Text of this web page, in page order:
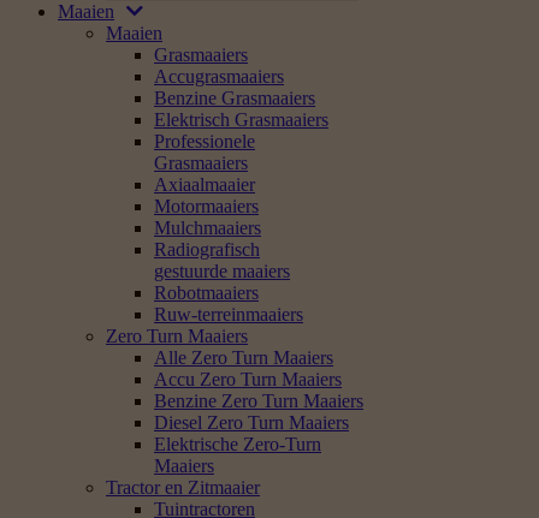
Maaien
Maaien
Grasmaaiers
Accugrasmaaiers
Benzine Grasmaaiers
Elektrisch Grasmaaiers
Professionele
Grasmaaiers
Axiaalmaaier
Motormaaiers
Mulchmaaiers
Radiografisch
gestuurde maaiers
Robotmaaiers
Ruw-terreinmaaiers
Zero Turn Maaiers
Alle Zero Turn Maaiers
Accu Zero Turn Maaiers
Benzine Zero Turn Maaiers
Diesel Zero Turn Maaiers
Elektrische Zero-Turn
Maaiers
Tractor en Zitmaaier
Tuintractoren